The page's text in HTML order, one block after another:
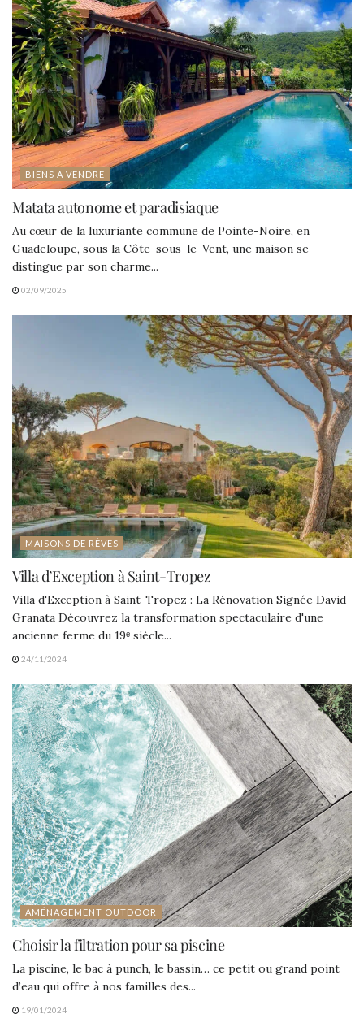
BIENS A VENDRE
Matata autonome et paradisiaque
Au cœur de la luxuriante commune de Pointe-Noire, en
Guadeloupe, sous la Côte-sous-le-Vent, une maison se
distingue par son charme...
02/09/2025
MAISONS DE RÊVES
Villa d’Exception à Saint-Tropez
Villa d'Exception à Saint-Tropez : La Rénovation Signée David
Granata Découvrez la transformation spectaculaire d'une
ancienne ferme du 19ᵉ siècle...
24/11/2024
AMÉNAGEMENT OUTDOOR
Choisir la filtration pour sa piscine
La piscine, le bac à punch, le bassin… ce petit ou grand point
d’eau qui offre à nos familles des...
19/01/2024